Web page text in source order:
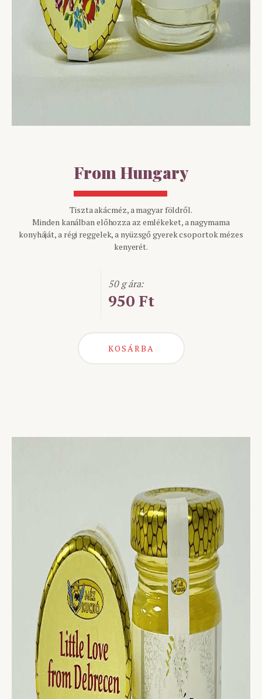
From Hungary
Tiszta akácméz, a magyar földről.
Minden kanálban előhozza az emlékeket, a nagymama
konyháját, a régi reggelek, a nyüzsgő gyerek csoportok mézes
kenyerét.
50 g ára:
950 Ft
KOSÁRBA